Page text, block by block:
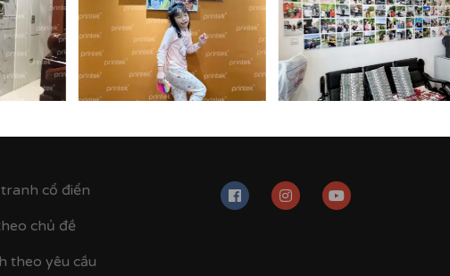
khung ảnh lên tường mà không cần đến đinh hay
vết keo thừa hay làm bong tróc sơn.
cổ điển
chủ đề
theo yêu cầu